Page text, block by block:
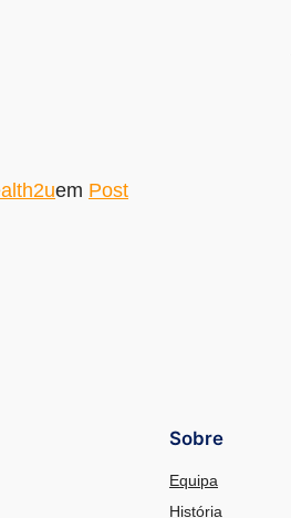
em Post
Sobre
Equipa
História